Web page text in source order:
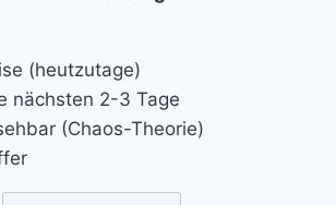
(heutzutage)
nächsten 2-3 Tage
(Chaos-Theorie)